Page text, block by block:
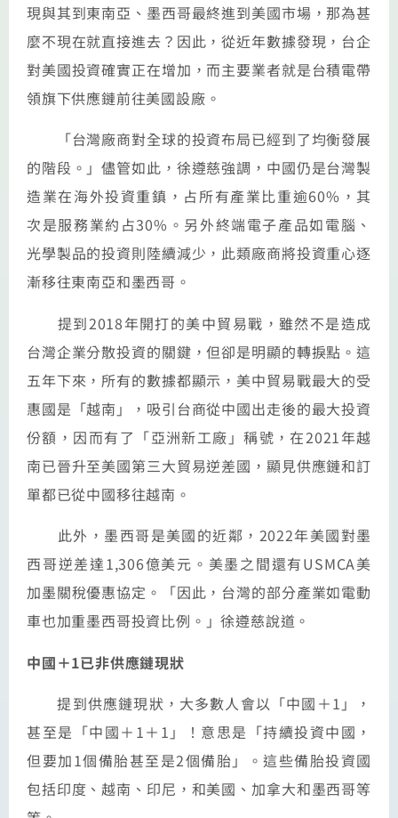
現與其到東南亞、墨西哥最終進到美國市場，那為甚
麼不現在就直接進去？因此，從近年數據發現，台企
對美國投資確實正在增加，而主要業者就是台積電帶
領旗下供應鏈前往美國設廠。
「台灣廠商對全球的投資布局已經到了均衡發展
的階段。」儘管如此，徐遵慈強調，中國仍是台灣製
造業在海外投資重鎮，占所有產業比重逾60%，其
次是服務業約占30%。另外終端電子產品如電腦、
光學製品的投資則陸續減少，此類廠商將投資重心逐
漸移往東南亞和墨西哥。
提到2018年開打的美中貿易戰，雖然不是造成
台灣企業分散投資的關鍵，但卻是明顯的轉捩點。這
五年下來，所有的數據都顯示，美中貿易戰最大的受
惠國是「越南」，吸引台商從中國出走後的最大投資
份額，因而有了「亞洲新工廠」稱號，在2021年越
南已晉升至美國第三大貿易逆差國，顯見供應鏈和訂
單都已從中國移往越南。
此外，墨西哥是美國的近鄰，2022年美國對墨
西哥逆差達1,306億美元。美墨之間還有USMCA美
加墨關稅優惠協定。「因此，台灣的部分產業如電動
車也加重墨西哥投資比例。」徐遵慈說道。
中國＋1已非供應鏈現狀
提到供應鏈現狀，大多數人會以「中國＋1」，
甚至是「中國＋1＋1」！意思是「持續投資中國，
但要加1個備胎甚至是2個備胎」。這些備胎投資國
包括印度、越南、印尼，和美國、加拿大和墨西哥等